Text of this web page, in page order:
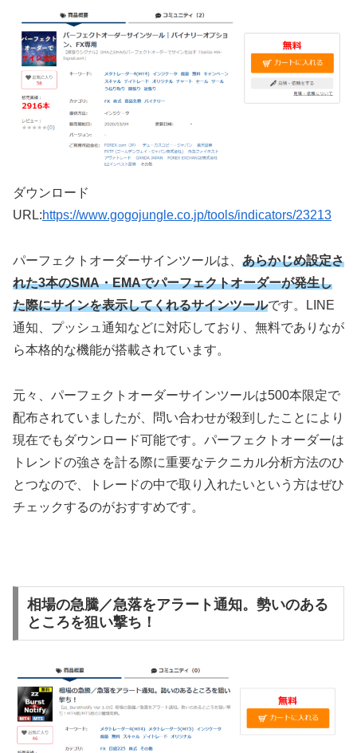
ダウンロード
URL:https://www.gogojungle.co.jp/tools/indicators/23213
パーフェクトオーダーサインツールは、 あらかじめ設定さ
れた3本のSMA・EMAでパーフェクトオーダーが発生し
た際にサインを表示してくれるサインツールです。LINE
通知、プッシュ通知などに対応しており、無料でありなが
ら本格的な機能が搭載されています。
元々、パーフェクトオーダーサインツールは500本限定で
配布されていましたが、問い合わせが殺到したことにより
現在でもダウンロード可能です。パーフェクトオーダーは
トレンドの強さを計る際に重要なテクニカル分析方法のひ
とつなので、トレードの中で取り入れたいという方はぜひ
チェックするのがおすすめです。
相場の急騰／急落をアラート通知。勢いのある
ところを狙い撃ち！